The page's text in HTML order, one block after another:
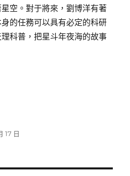
星空。對于將來，劉博洋有著
的任務可以具有必定的科研
科普，把星斗年夜海的故事
17 日